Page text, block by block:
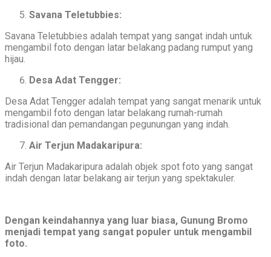
Savana Teletubbies:
Savana Teletubbies adalah tempat yang sangat indah untuk
mengambil foto dengan latar belakang padang rumput yang
hijau.
Desa Adat Tengger:
Desa Adat Tengger adalah tempat yang sangat menarik untuk
mengambil foto dengan latar belakang rumah-rumah
tradisional dan pemandangan pegunungan yang indah.
Air Terjun Madakaripura:
Air Terjun Madakaripura adalah objek spot foto yang sangat
indah dengan latar belakang air terjun yang spektakuler.
Dengan keindahannya yang luar biasa, Gunung Bromo
menjadi tempat yang sangat populer untuk mengambil
foto.